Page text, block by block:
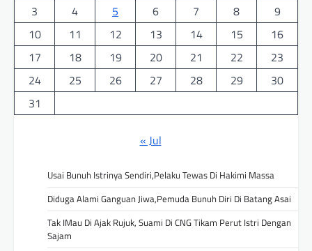
3
4 5 6 7 8
9
10
11 12 13 14 15
16
17
18 19 20 21 22
23
24
25 26 27 28 29
30
31
« Jul
Usai Bunuh Istrinya Sendiri,Pelaku Tewas Di Hakimi Massa
Diduga Alami Ganguan Jiwa,Pemuda Bunuh Diri Di Batang Asai
Tak IMau Di Ajak Rujuk, Suami Di CNG Tikam Perut Istri Dengan
Sajam